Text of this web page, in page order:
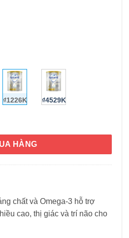
₫1226K ₫4529K
Aptamil Profutura Step 3 900g
HÀNG
chất và Omega-3 hỗ trợ
cao, thị giác và trí não cho